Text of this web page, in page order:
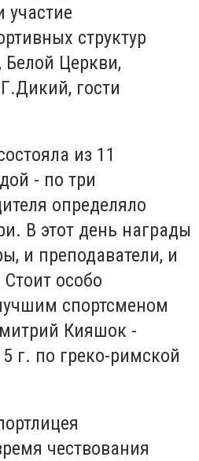
участие
структур
Белой Церкви,
гости
из 11
- по три
определяло
В этот день награды
и преподаватели, и
особо
спортсменом
Кияшок -
г. по греко-римской
чествования